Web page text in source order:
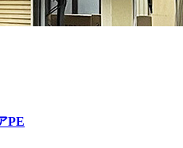
PE